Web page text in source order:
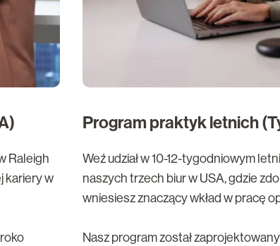
Raleigh
kariery w
Program praktyk letnich
Weź udział w 10-12-tygodniowym
naszych trzech biur w USA, gdzie
wniesiesz znaczący wkład w pracę
Nasz program został